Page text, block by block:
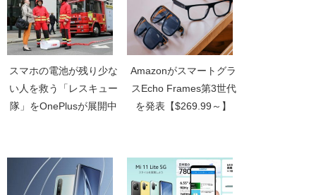
スマホの電池が残り少な
い人を救う「レスキュー
隊」をOnePlusが展開中
Amazonがスマートグラ
スEcho Frames第3世代
を発表【$269.99～】